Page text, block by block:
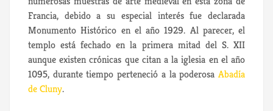
Francia, debido a su especial interés fue declarada
Monumento Histórico en el año 1929. Al parecer, el
templo está fechado en la primera mitad del S. XII
aunque existen crónicas que citan a la iglesia en el año
1095, durante tiempo perteneció a la poderosa Abadía
de Cluny.